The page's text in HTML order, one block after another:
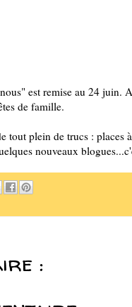
est remise au 24 juin.
de famille.
tout plein de trucs : places
nouveaux
: